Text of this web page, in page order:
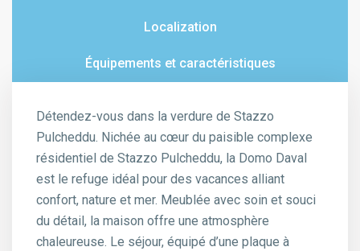
Localization
Équipements et caractéristiques
Détendez-vous dans la verdure de Stazzo
Pulcheddu. Nichée au cœur du paisible complexe
résidentiel de Stazzo Pulcheddu, la Domo Daval
est le refuge idéal pour des vacances alliant
confort, nature et mer. Meublée avec soin et souci
du détail, la maison offre une atmosphère
chaleureuse. Le séjour, équipé d’une plaque à